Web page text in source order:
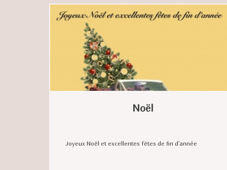
Noël
Joyeux Noël et excellentes fêtes de fin d'année